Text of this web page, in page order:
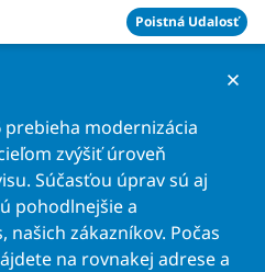
Poistná Udalosť
prebieha modernizácia
zvýšiť úroveň
Súčasťou úprav sú aj
pohodlnejšie a
našich zákazníkov. Počas
na rovnakej adrese a